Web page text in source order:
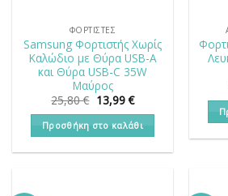
ΦΟΡΤΙΣΤΈΣ
Samsung Φορτιστής Χωρίς
Καλώδιο με Θύρα USB-A
και Θύρα USB-C 35W
Μαύρος
25,80€ Original
price
was:
25,80 €.
13,99€Η
τρέχουσα
τιμή
είναι:
13,99 €.
Προσθήκη στο καλάθι